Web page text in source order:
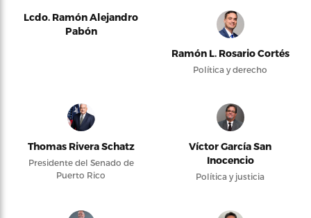
Lcdo. Ramón Alejandro
Pabón
Ramón L. Rosario Cortés
Política y derecho
Thomas Rivera Schatz
Presidente del Senado de
Puerto Rico
Víctor García San
Inocencio
Política y justicia